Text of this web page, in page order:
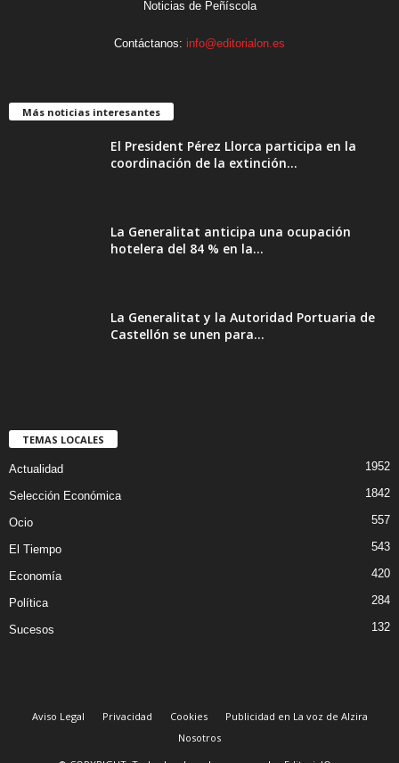
Noticias de Peñíscola
Contáctanos: info@editorialon.es
Más noticias interesantes
El President Pérez Llorca participa en la
coordinación de la extinción...
La Generalitat anticipa una ocupación
hotelera del 84 % en la...
La Generalitat y la Autoridad Portuaria de
Castellón se unen para...
TEMAS LOCALES
Actualidad 1952
Selección Económica 1842
Ocio 557
El Tiempo 543
Economía 420
Política 284
Sucesos 132
Aviso Legal Privacidad Cookies
Publicidad en La voz de Alzira
Nosotros